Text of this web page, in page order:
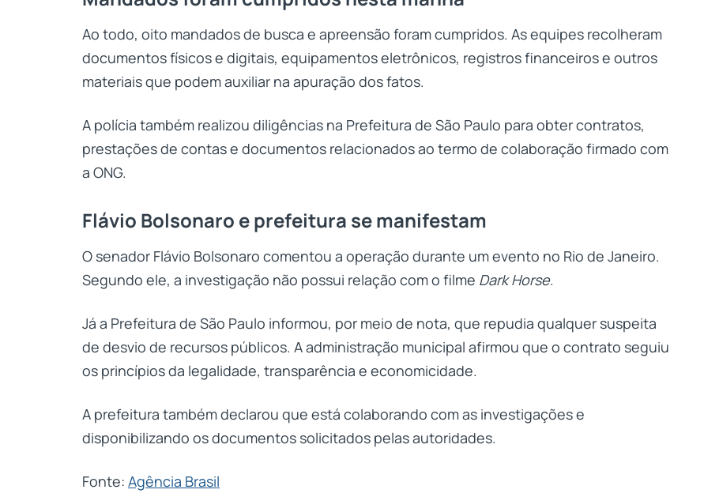
Ao todo, oito mandados de busca e apreensão foram cumpridos. As equipes recolheram
documentos físicos e digitais, equipamentos eletrônicos, registros financeiros e outros
materiais que podem auxiliar na apuração dos fatos.
A polícia também realizou diligências na Prefeitura de São Paulo para obter contratos,
prestações de contas e documentos relacionados ao termo de colaboração firmado com
a ONG.
Flávio Bolsonaro e prefeitura se manifestam
O senador Flávio Bolsonaro comentou a operação durante um evento no Rio de Janeiro.
Segundo ele, a investigação não possui relação com o filme Dark Horse.
Já a Prefeitura de São Paulo informou, por meio de nota, que repudia qualquer suspeita
de desvio de recursos públicos. A administração municipal afirmou que o contrato seguiu
os princípios da legalidade, transparência e economicidade.
A prefeitura também declarou que está colaborando com as investigações e
disponibilizando os documentos solicitados pelas autoridades.
Fonte: Agência Brasil